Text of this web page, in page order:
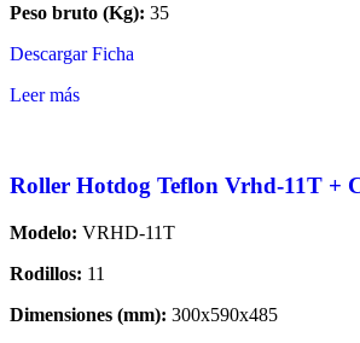
Peso bruto (Kg): 35
Descargar Ficha
Leer más
Roller Hotdog Teflon Vrhd-11T +
Modelo: VRHD-11T
Rodillos: 11
Dimensiones (mm): 300x590x485